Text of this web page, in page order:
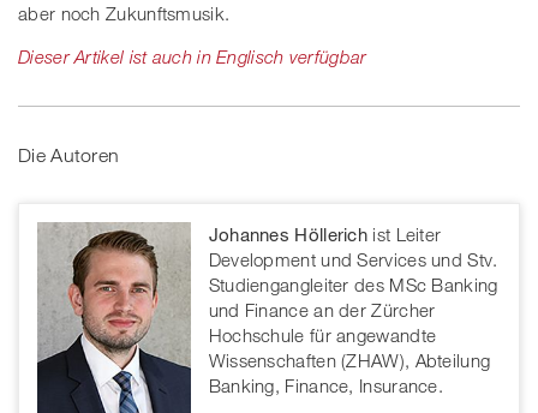
aber noch Zukunftsmusik.
Dieser Artikel ist auch in Englisch verfügbar
Die Autoren
Johannes Höllerich ist Leiter
Development und Services und Stv.
Studiengangleiter des MSc Banking
und Finance an der Zürcher
Hochschule für angewandte
Wissenschaften (ZHAW), Abteilung
Banking, Finance, Insurance.